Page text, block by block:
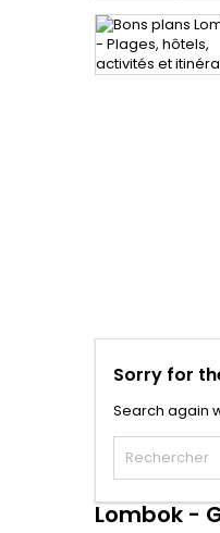
Sorry for
Search again
Lombok -